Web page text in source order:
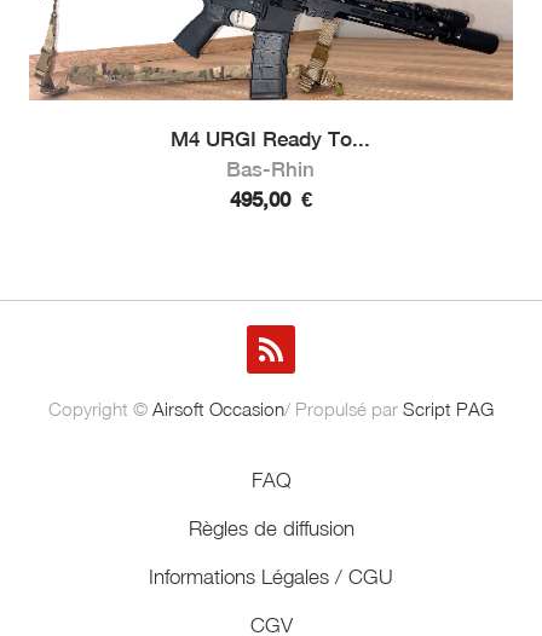
M4 URGI Ready To...
Bas-Rhin
495,00 €
Copyright © Airsoft Occasion/ Propulsé par Script PAG
FAQ
Règles de diffusion
Informations Légales / CGU
CGV